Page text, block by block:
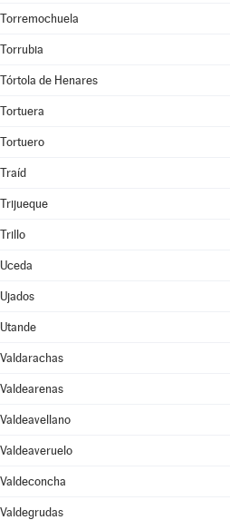
Torremochuela
Torrubia
Tórtola de Henares
Tortuera
Tortuero
Traíd
Trijueque
Trillo
Uceda
Ujados
Utande
Valdarachas
Valdearenas
Valdeavellano
Valdeaveruelo
Valdeconcha
Valdegrudas